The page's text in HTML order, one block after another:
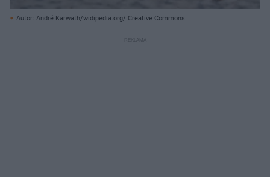
Autor: André Karwath/widipedia.org/ Creative Commons